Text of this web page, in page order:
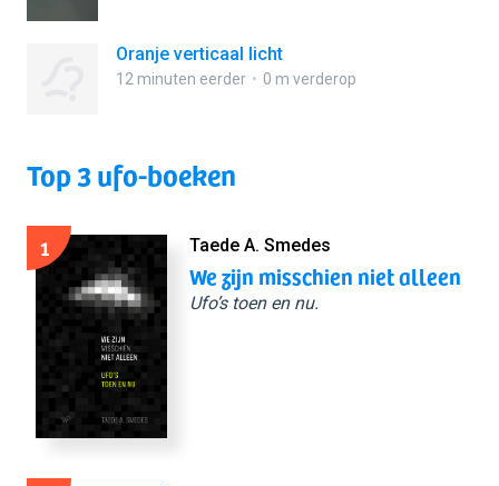
Oranje verticaal licht
12 minuten eerder 0 m verderop
Top 3 ufo-boeken
1 Taede A. Smedes
We zijn misschien niet alleen
Ufo’s toen en nu.